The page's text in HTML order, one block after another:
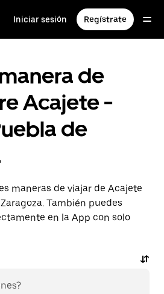
Iniciar sesión Regístrate
de
Acajete -
de
maneras de viajar de Acajete
También puedes
en la App con solo